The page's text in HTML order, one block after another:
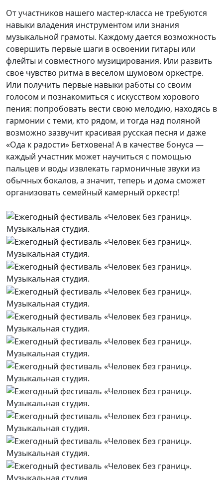
От участников нашего мастер-класса не требуются
навыки владения инструментом или знания
музыкальной грамоты. Каждому дается возможность
совершить первые шаги в освоении гитары или
флейты и совместного музицирования. Или развить
свое чувство ритма в веселом шумовом оркестре.
Или получить первые навыки работы со своим
голосом и познакомиться с искусством хорового
пения: попробовать вести свою мелодию, находясь в
гармонии с теми, кто рядом, и тогда над поляной
возможно зазвучит красивая русская песня и даже
«Ода к радости» Бетховена! А в качестве бонуса —
каждый участник может научиться с помощью
пальцев и воды извлекать гармоничные звуки из
обычных бокалов, а значит, теперь и дома сможет
организовать семейный камерный оркестр!